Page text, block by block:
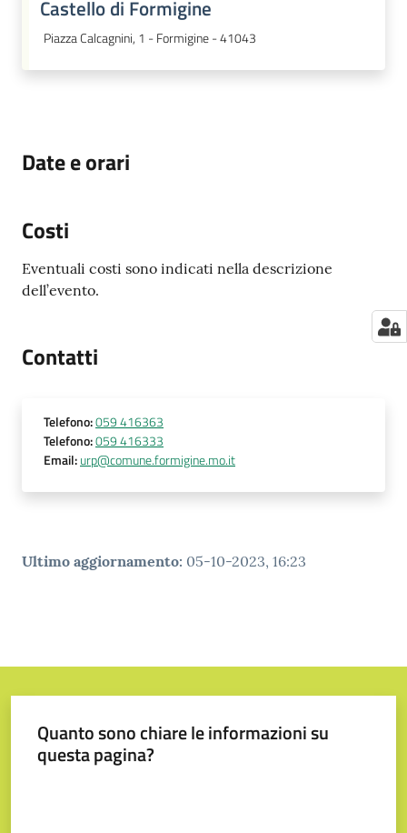
Castello di Formigine
Piazza Calcagnini, 1 - Formigine - 41043
Date e orari
Costi
Eventuali costi sono indicati nella descrizione
dell’evento.
Contatti
Telefono:059 416363
Telefono:059 416333
Email:urp@comune.formigine.mo.it
Ultimo aggiornamento: 05-10-2023, 16:23
Quanto sono chiare le informazioni su
questa pagina?